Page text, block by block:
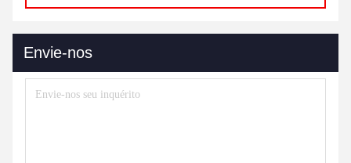
Envie-nos